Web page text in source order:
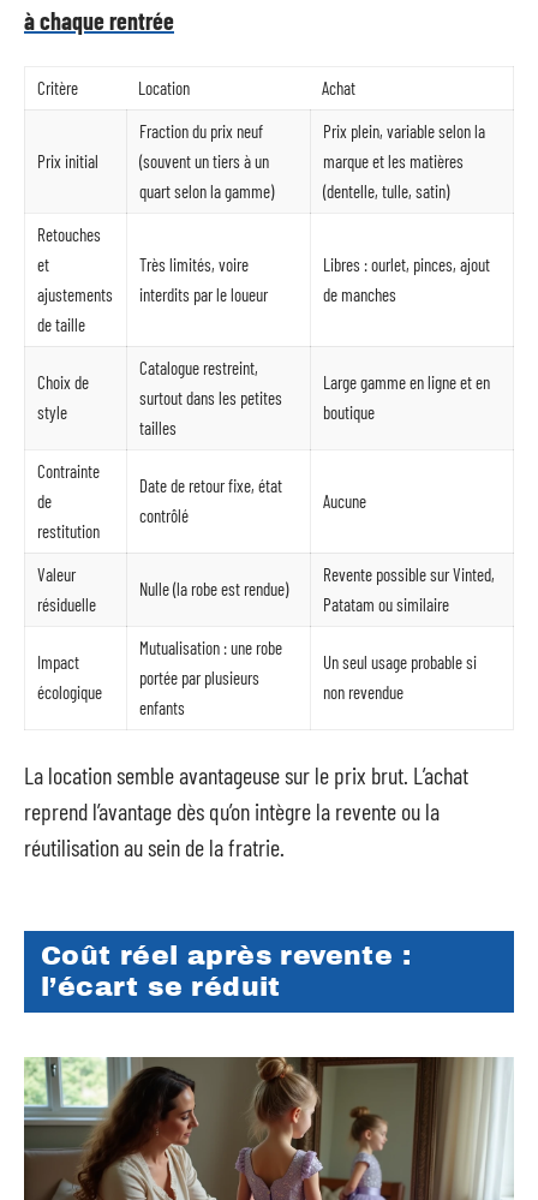
à chaque rentrée
Critère Location Achat
Prix initial
Fraction du prix neuf
(souvent un tiers à un
quart selon la gamme)
Prix plein, variable selon la
marque et les matières
(dentelle, tulle, satin)
Retouches
et
ajustements
de taille
Très limités, voire
interdits par le loueur
Libres : ourlet, pinces, ajout
de manches
Choix de
style
Catalogue restreint,
surtout dans les petites
tailles
Large gamme en ligne et en
boutique
Contrainte
de
restitution
Date de retour fixe, état
contrôlé
Aucune
Valeur
résiduelle
Nulle (la robe est rendue)
Revente possible sur Vinted,
Patatam ou similaire
Impact
écologique
Mutualisation : une robe
portée par plusieurs
enfants
Un seul usage probable si
non revendue
La location semble avantageuse sur le prix brut. L’achat
reprend l’avantage dès qu’on intègre la revente ou la
réutilisation au sein de la fratrie.
Coût réel après revente :
l’écart se réduit